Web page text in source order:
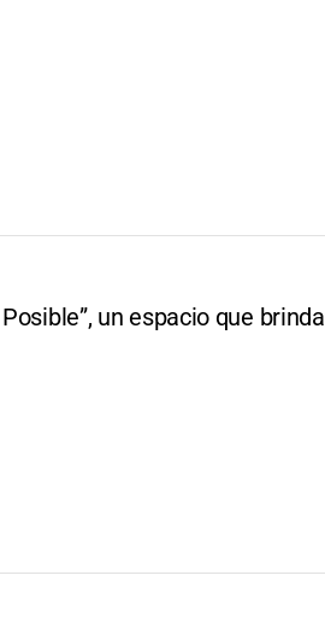
un espacio que brinda